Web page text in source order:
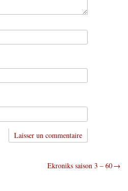
Ekroniks saison 3 – 60